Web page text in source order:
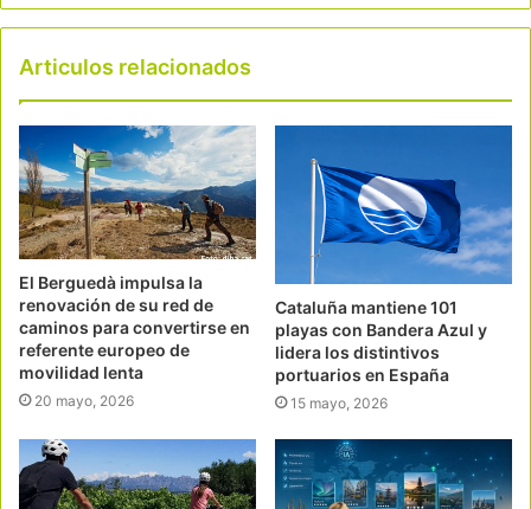
Articulos relacionados
El Berguedà impulsa la
renovación de su red de
caminos para convertirse en
referente europeo de
movilidad lenta
20 mayo, 2026
Cataluña mantiene 101
playas con Bandera Azul y
lidera los distintivos
portuarios en España
15 mayo, 2026